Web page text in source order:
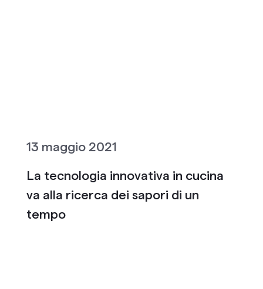
13 maggio 2021
La tecnologia innovativa in cucina
va alla ricerca dei sapori di un
tempo